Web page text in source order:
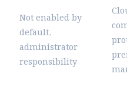
Not enabled by
default,
administrator
responsibility